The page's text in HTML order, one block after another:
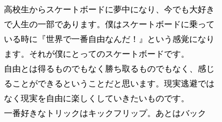
高校生からスケートボードに夢中になり、今でも大好き
で人生の一部であります。僕はスケートボードに乗って
いる時に『世界で一番自由なんだ！』という感覚になり
ます。それが僕にとってのスケートボードです。
自由とは得るものでもなく勝ち取るものでもなく、感じ
ることができるということだと思います。現実逃避では
なく現実を自由に楽しくしていきたいものです。
一番好きなトリックはキックフリップ。あとはバック